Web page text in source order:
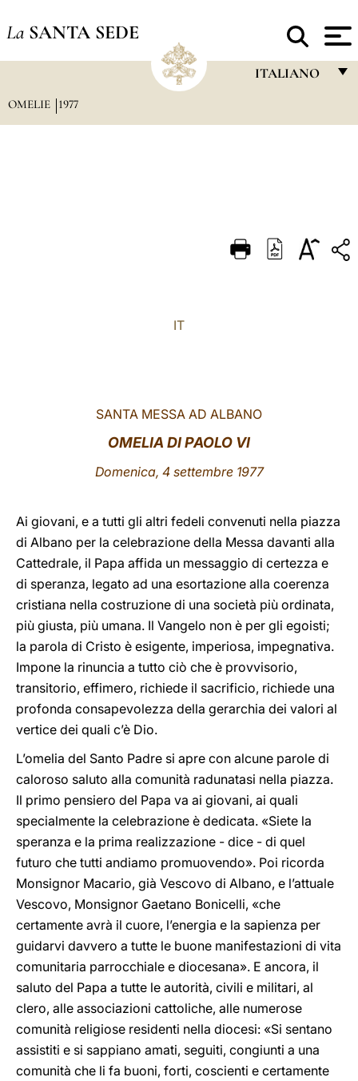
La SANTA SEDE
ITALIANO
DEUTSCH
OMELIE 1977
IT
SANTA MESSA AD ALBANO
OMELIA DI PAOLO VI
Domenica, 4 settembre 1977
Ai giovani, e a tutti gli altri fedeli convenuti nella piazza
di Albano per la celebrazione della Messa davanti alla
Cattedrale, il Papa affida un messaggio di certezza e
di speranza, legato ad una esortazione alla coerenza
cristiana nella costruzione di una società più ordinata,
più giusta, più umana. Il Vangelo non è per gli egoisti;
la parola di Cristo è esigente, imperiosa, impegnativa.
Impone la rinuncia a tutto ciò che è provvisorio,
transitorio, effimero, richiede il sacrificio, richiede una
profonda consapevolezza della gerarchia dei valori al
vertice dei quali c’è Dio.
L’omelia del Santo Padre si apre con alcune parole di
caloroso saluto alla comunità radunatasi nella piazza.
Il primo pensiero del Papa va ai giovani, ai quali
specialmente la celebrazione è dedicata. «Siete la
speranza e la prima realizzazione - dice - di quel
futuro che tutti andiamo promuovendo». Poi ricorda
Monsignor Macario, già Vescovo di Albano, e l’attuale
Vescovo, Monsignor Gaetano Bonicelli, «che
certamente avrà il cuore, l’energia e la sapienza per
guidarvi davvero a tutte le buone manifestazioni di vita
comunitaria parrocchiale e diocesana». E ancora, il
saluto del Papa a tutte le autorità, civili e militari, al
clero, alle associazioni cattoliche, alle numerose
comunità religiose residenti nella diocesi: «Si sentano
assistiti e si sappiano amati, seguiti, congiunti a una
comunità che li fa buoni, forti, coscienti e certamente